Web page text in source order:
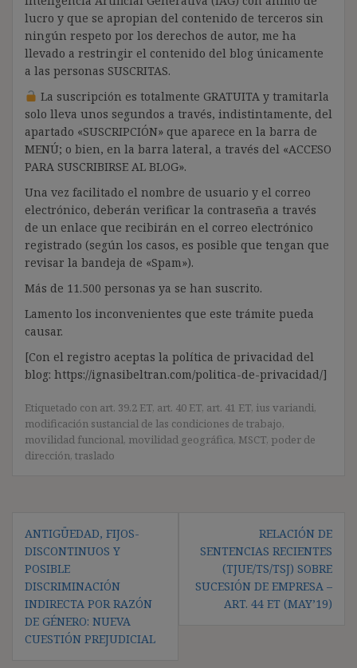
lucro y que se apropian del contenido de terceros sin
ningún respeto por los derechos de autor, me ha
llevado a restringir el contenido del blog únicamente
a las personas SUSCRITAS.
La suscripción es totalmente GRATUITA y tramitarla
solo lleva unos segundos a través, indistintamente, del
apartado «SUSCRIPCIÓN» que aparece en la barra de
MENÚ; o bien, en la barra lateral, a través del «ACCESO
PARA SUSCRIBIRSE AL BLOG».
Una vez facilitado el nombre de usuario y el correo
electrónico, deberán verificar la contraseña a través
de un enlace que recibirán en el correo electrónico
registrado (según los casos, es posible que tengan que
revisar la bandeja de «Spam»).
Más de 11.500 personas ya se han suscrito.
Lamento los inconvenientes que este trámite pueda
causar.
[Con el registro aceptas la política de privacidad del
blog: https://ignasibeltran.com/politica-de-privacidad/]
Etiquetado con art. 39.2 ET, art. 40 ET, art. 41 ET, ius variandi,
modificación sustancial de las condiciones de trabajo,
movilidad funcional, movilidad geográfica, MSCT, poder de
dirección, traslado
Navegación
de
entradas
ANTIGÜEDAD, FIJOS-
DISCONTINUOS Y
POSIBLE
DISCRIMINACIÓN
INDIRECTA POR RAZÓN
DE GÉNERO: NUEVA
CUESTIÓN PREJUDICIAL
RELACIÓN DE
SENTENCIAS RECIENTES
(TJUE/TS/TSJ) SOBRE
SUCESIÓN DE EMPRESA –
ART. 44 ET (MAY’19)